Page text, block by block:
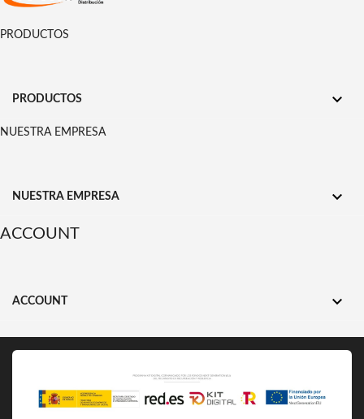
PRODUCTOS
PRODUCTOS 
NUESTRA EMPRESA
NUESTRA EMPRESA 
ACCOUNT
ACCOUNT 